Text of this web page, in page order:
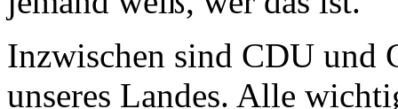
Inzwischen sind CDU und
unseres Landes. Alle